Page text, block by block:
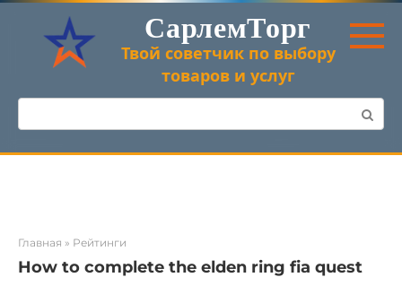
Перейти
контенту
СарлемТорг
Твой советчик по выбору
товаров и услуг
Поиск:
Главная » Рейтинги
How to complete the elden ring fia quest